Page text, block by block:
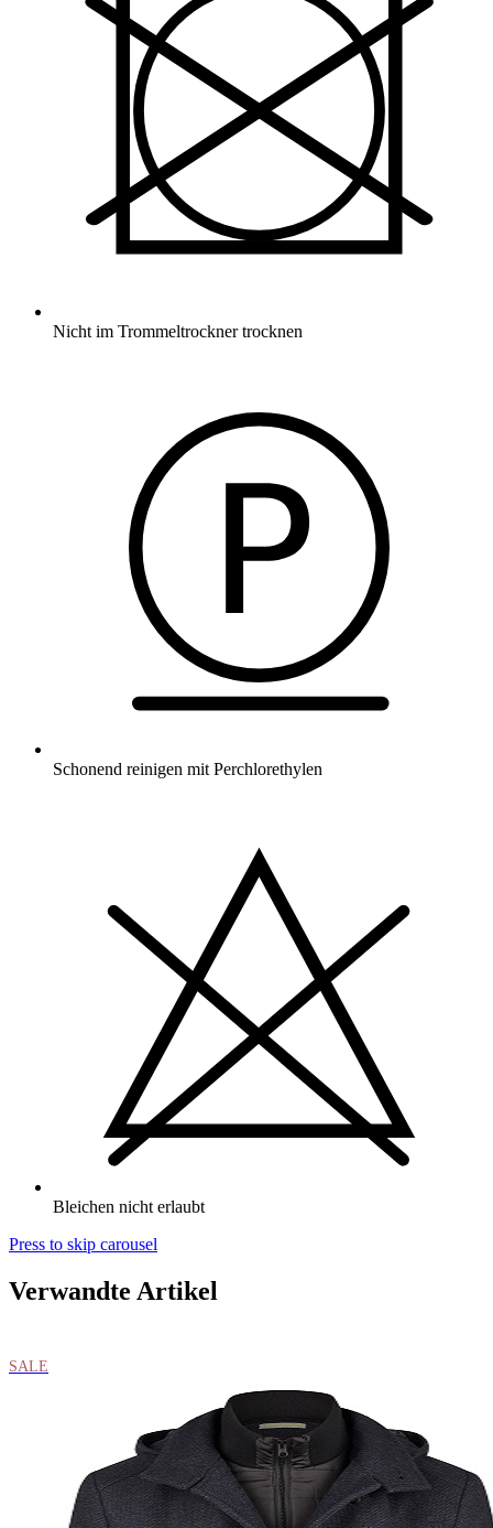
Nicht im Trommeltrockner trocknen
Schonend reinigen mit Perchlorethylen
Bleichen nicht erlaubt
Press to skip carousel
Verwandte Artikel
SALE